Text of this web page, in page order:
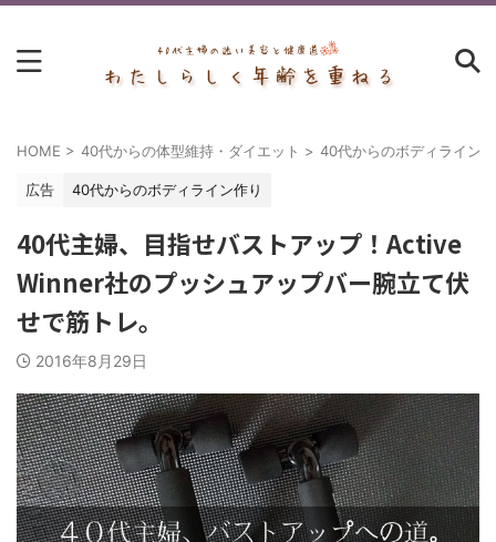
HOME > 40代からの体型維持・ダイエット > 40代からのボディライン
広告 40代からのボディライン作り
40代主婦、目指せバストアップ！Active
Winner社のプッシュアップバー腕立て伏
せで筋トレ。
2016年8月29日